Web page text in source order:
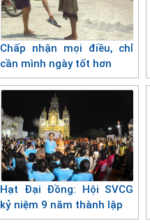
Chấp nhận mọi điều, chỉ
cần mình ngày tốt hơn
Hạt Đại Đồng: Hội SVCG
kỷ niệm 9 năm thành lập